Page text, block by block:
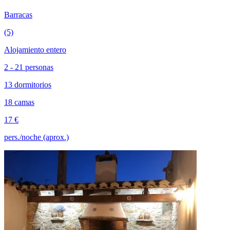
Barracas
(5)
Alojamiento entero
2 - 21 personas
13 dormitorios
18 camas
17 €
pers./noche (aprox.)